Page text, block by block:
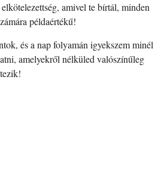
amivel te bírtál, minden
példaértékű!
és a nap folyamán igyekszem minél
amelyekről nélküled valószínűleg